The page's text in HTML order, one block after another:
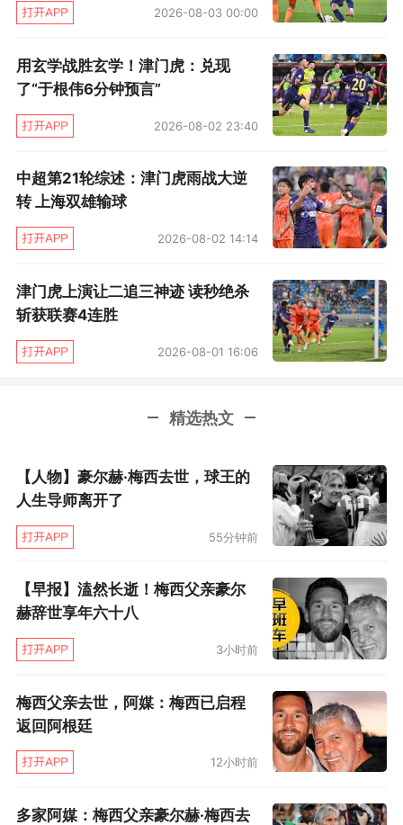
2026-08-03 00:00
用玄学战胜玄学！津门虎：兑现
了“于根伟6分钟预言”
2026-08-02 23:40
中超第21轮综述：津门虎雨战大逆
转 上海双雄输球
2026-08-02 14:14
津门虎上演让二追三神迹 读秒绝杀
斩获联赛4连胜
2026-08-01 16:06
精选热文
【人物】豪尔赫·梅西去世，球王的
人生导师离开了
55分钟前
【早报】溘然长逝！梅西父亲豪尔
赫辞世享年六十八
3小时前
梅西父亲去世，阿媒：梅西已启程
返回阿根廷
12小时前
多家阿媒：梅西父亲豪尔赫·梅西去